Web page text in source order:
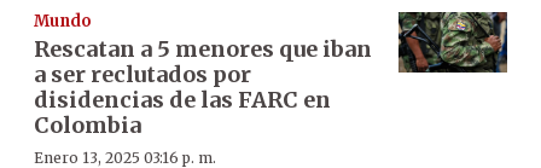
Mundo
Rescatan a 5 menores que iban
a ser reclutados por
disidencias de las FARC en
Colombia
Enero 13, 2025 03:16 p. m.